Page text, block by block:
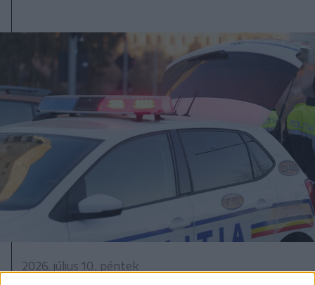
2026. július 10., péntek